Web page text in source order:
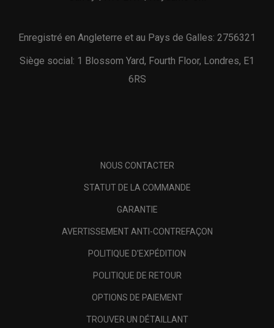
Enregistré en Angleterre et au Pays de Galles: 2756321
Siège social: 1 Blossom Yard, Fourth Floor, Londres, E1
6RS
NOUS CONTACTER
STATUT DE LA COMMANDE
GARANTIE
AVERTISSEMENT ANTI-CONTREFAÇON
POLITIQUE D'EXPÉDITION
POLITIQUE DE RETOUR
OPTIONS DE PAIEMENT
TROUVER UN DÉTAILLANT